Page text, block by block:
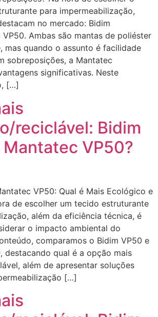
para impermeabilização,
no mercado: Bidim
Ambas são mantas de poliéster
mas quando o assunto é facilidade
sobreposições, a Mantatec
significativas. Neste
[…]
reciclável: Bidim
VP50?
VP50: Qual é Mais Ecológico e
de escolher um tecido estruturante
além da eficiência técnica, é
o impacto ambiental do
comparamos o Bidim VP50 e
destacando qual é a opção mais
além de apresentar soluções
[…]